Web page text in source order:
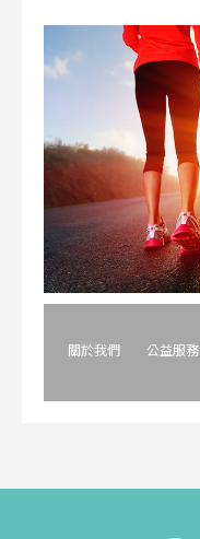
關於我們 公益服務